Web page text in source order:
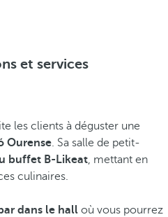
et services
les clients à déguster une
Ourense. Sa salle de petit-
buffet B-Likeat, mettant en
culinaires.
bar dans le hall où vous pourrez